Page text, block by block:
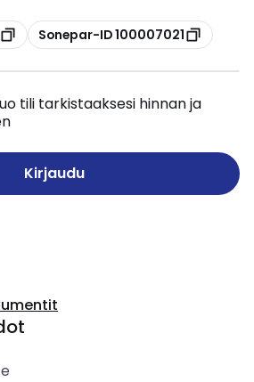
Kopioi
Sonepar-ID 100007021
tili tarkistaaksesi hinnan ja
Kirjaudu